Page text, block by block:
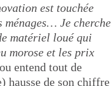
est touchée
ménages… Je cherche
matériel loué qui
morose et les prix
entend tout de
hausse de son chiffre